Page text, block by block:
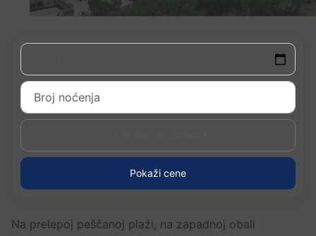
Pokaži cene
Na prelepoj peščanoj plaži, na zapadnoj obali